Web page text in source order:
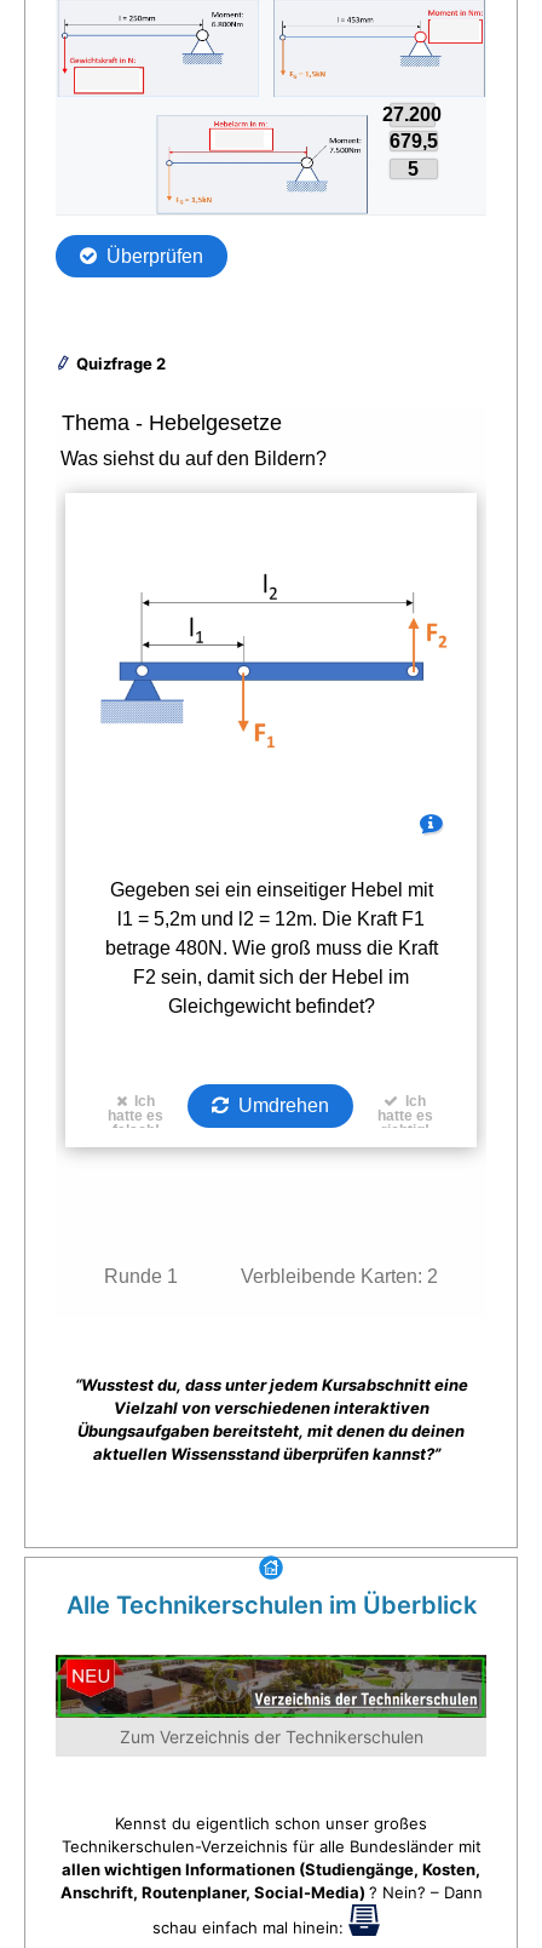
Quizfrage 2
“Wusstest du, dass unter jedem Kursabschnitt eine
Vielzahl von verschiedenen interaktiven
Übungsaufgaben bereitsteht, mit denen du deinen
aktuellen Wissensstand überprüfen kannst?”
Alle Technikerschulen im Überblick
Zum Verzeichnis der Technikerschulen
Kennst du eigentlich schon unser großes
Technikerschulen-Verzeichnis für alle Bundesländer mit
allen wichtigen Informationen (Studiengänge, Kosten,
Anschrift, Routenplaner, Social-Media) ? Nein? – Dann
schau einfach mal hinein: